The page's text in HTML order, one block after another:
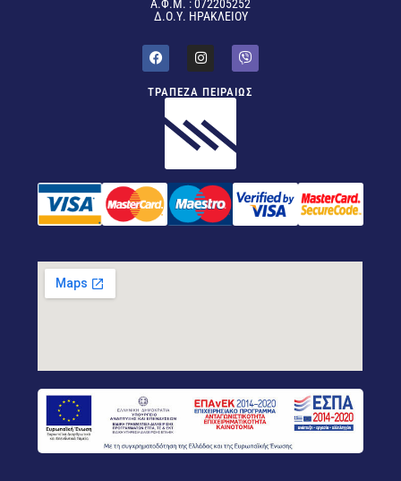
Α.Φ.Μ. : 072205252
Δ.Ο.Υ. ΗΡΑΚΛΕΙΟΥ
ΤΡΑΠΕΖΑ ΠΕΙΡΑΙΩΣ